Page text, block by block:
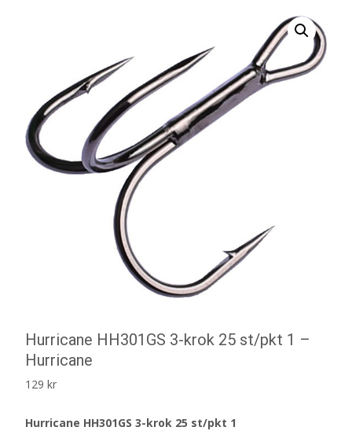
Hurricane HH301GS 3-krok 25 st/pkt 1 –
Hurricane
129 kr
Hurricane HH301GS 3-krok 25 st/pkt 1